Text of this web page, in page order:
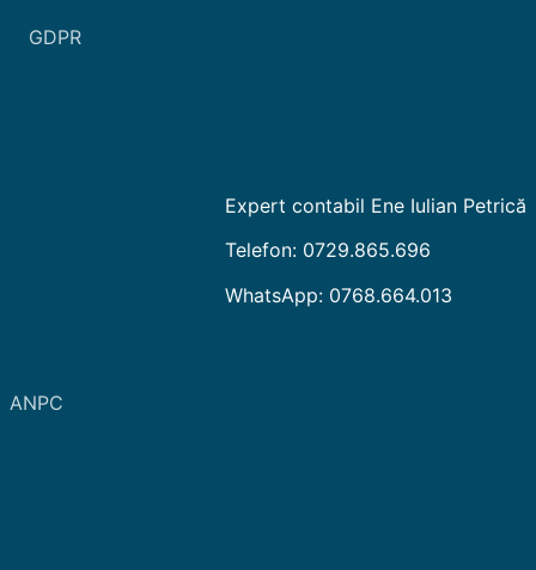
GDPR
Expert contabil Ene Iulian Petrică
Telefon: 0729.865.696
WhatsApp: 0768.664.013
ANPC